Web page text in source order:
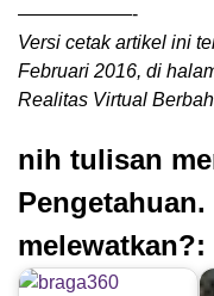
——————-
Versi cetak artikel ini
Februari 2016, di
Realitas Virtual
nih tulisan
Pengetahuan.
melewatkan?: